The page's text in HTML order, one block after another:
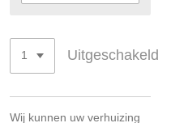
Uitgeschakeld
Wij kunnen uw verhuizing